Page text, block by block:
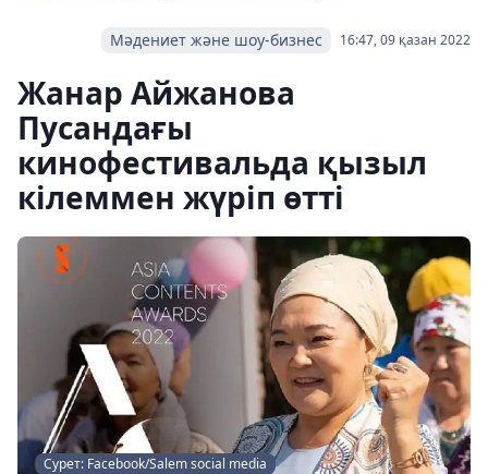
16:47, 09 қазан 2022
Мәдениет және шоу-бизнес
Жанар Айжанова
Пусандағы
кинофестивальда қызыл
кілеммен жүріп өтті
Сурет: Facebook/Salem social media